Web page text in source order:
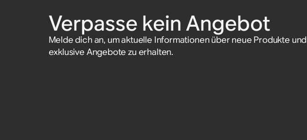
Verpasse kein Angebot
Melde dich an, um aktuelle Informationen über neue Produkte und
exklusive Angebote zu erhalten.